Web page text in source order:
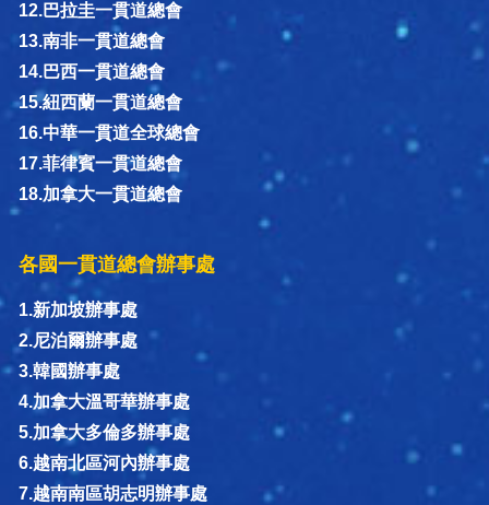
12.巴拉圭一貫道總會
13.南非一貫道總會
14.巴西一貫道總會
15.紐西蘭一貫道總會
16.中華一貫道全球總會
17.菲律賓一貫道總會
18.加拿大一貫道總會
各國一貫道總會辦事處
1.新加坡辦事處
2.尼泊爾辦事處
3.韓國辦事處
4.加拿大溫哥華辦事處
5.加拿大多倫多辦事處
6.越南北區河內辦事處
7.越南南區胡志明辦事處